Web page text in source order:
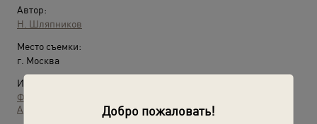
Добро пожаловать!
Автор:
Н. Шляпников
Место съемки:
г. Москва
Источники:
Фотографии пользователей russiainphoto.ru
Архив Сергея Медведева